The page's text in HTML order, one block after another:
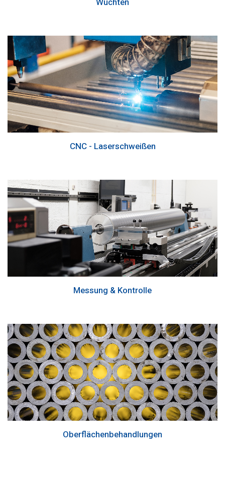
CNC - Laserschweißen
Messung & Kontrolle
Oberflächenbehandlungen